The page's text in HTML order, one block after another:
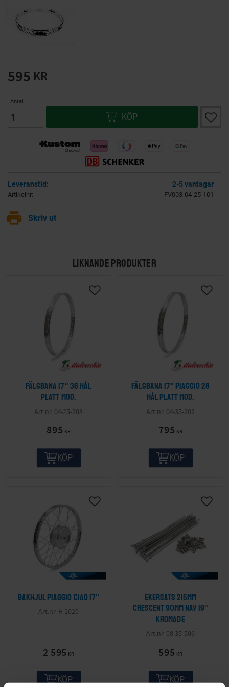
595 KR
Antal
KÖP Lägg
2-5 vardagar
Artikelnr FV003-04-25-101
print Skriv ut
LIKNANDE PRODUKTER
Fälgbana 17" 36 hål
platt mod.
04-25-203
895 KR
KÖP
Fälgbana 17" Piaggio 28
hål platt mod.
04-35-202
795 KR
KÖP
Bakhjul Piaggio Ciao 17"
H-1020
2 595 KR
KÖP
Ekersats 215mm
Crescent 90mm nav 19"
kromade
08-35-506
595 KR
KÖP